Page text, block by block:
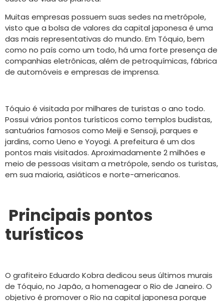
Muitas empresas possuem suas sedes na metrópole,
visto que a bolsa de valores da capital japonesa é uma
das mais representativas do mundo. Em Tóquio, bem
como no país como um todo, há uma forte presença de
companhias eletrônicas, além de petroquímicas, fábrica
de automóveis e empresas de imprensa.
Tóquio é visitada por milhares de turistas o ano todo.
Possui vários pontos turísticos como templos budistas,
santuários famosos como Meiji e Sensoji, parques e
jardins, como Ueno e Yoyogi. A prefeitura é um dos
pontos mais visitados. Aproximadamente 2 milhões e
meio de pessoas visitam a metrópole, sendo os turistas,
em sua maioria, asiáticos e norte-americanos.
Principais pontos
turísticos
O grafiteiro Eduardo Kobra dedicou seus últimos murais
de Tóquio, no Japão, a homenagear o Rio de Janeiro. O
objetivo é promover o Rio na capital japonesa porque